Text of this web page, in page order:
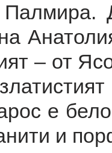
– от
е
и